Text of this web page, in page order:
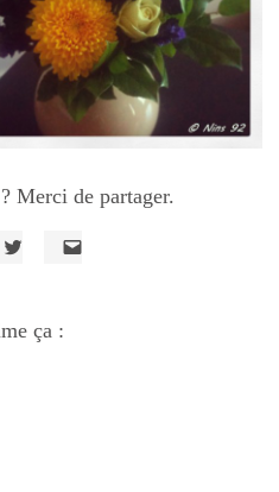
Merci de partager.
Twitter(ouvre
dans
ça :